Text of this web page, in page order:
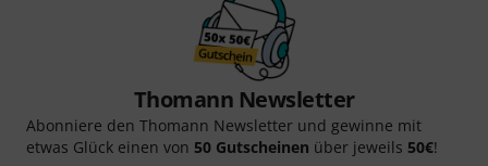
Thomann Newsletter
Abonniere den Thomann Newsletter und gewinne mit
etwas Glück einen von 50 Gutscheinen über jeweils 50€!